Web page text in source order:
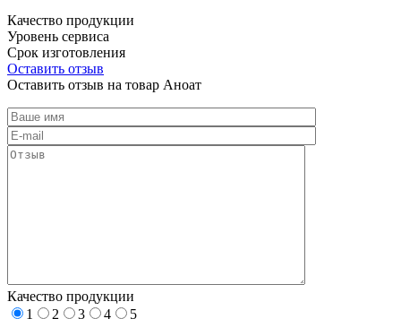
Качество продукции
Уровень сервиса
Срок изготовления
Оставить отзыв
Оставить отзыв на товар Аноат
Качество продукции
1
2 3 4
5